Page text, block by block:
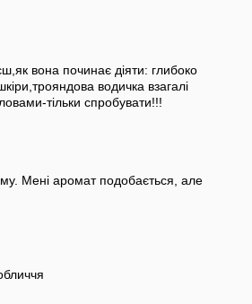
вона починає діяти: глибоко
водичка взагалі
тільки спробувати!!!
Мені аромат подобається, але